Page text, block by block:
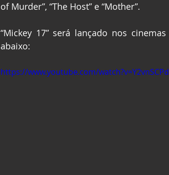
of Murder”, “The Host” e “Mother”.
“Mickey 17” será lançado nos
abaixo:
https://www.youtube.com/